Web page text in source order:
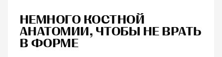
НЕМНОГО КОСТНОЙ
АНАТОМИИ, ЧТОБЫ НЕ ВРАТЬ
В ФОРМЕ